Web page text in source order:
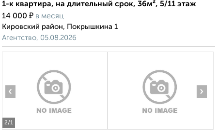
1-к квартира, на длительный срок, 36м², 5/11 этаж
14 000 ₽ в месяц
Кировский район, Покрышкина 1
Агентство, 05.08.2026
2/1
‹ ›